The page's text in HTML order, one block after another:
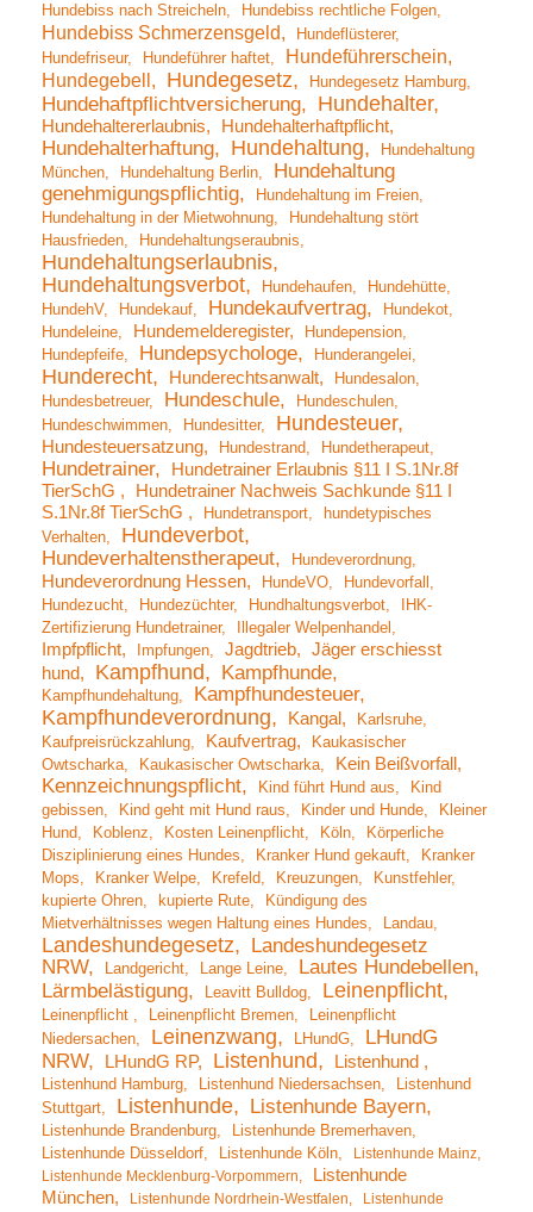
Hundebiss nach Streicheln Hundebiss rechtliche Folgen
Hundebiss Schmerzensgeld
Hundeflüsterer
Hundefriseur
Hundeführer haftet
Hundeführerschein
Hundegebell
Hundegesetz Hundegesetz Hamburg
Hundehaftpflichtversicherung Hundehalter
Hundehaltererlaubnis Hundehalterhaftpflicht
Hundehalterhaftung Hundehaltung
Hundehaltung
München
Hundehaltung Berlin
Hundehaltung
genehmigungspflichtig
Hundehaltung im Freien
Hundehaltung in der Mietwohnung
Hundehaltung stört
Hausfrieden
Hundehaltungseraubnis
Hundehaltungserlaubnis
Hundehaltungsverbot
Hundehaufen
Hundehütte
HundehV
Hundekauf Hundekaufvertrag
Hundekot
Hundeleine
Hundemelderegister
Hundepension
Hundepfeife
Hundepsychologe Hunderangelei
Hunderecht Hunderechtsanwalt
Hundesalon
Hundesbetreuer
Hundeschule
Hundeschulen
Hundeschwimmen
Hundesitter Hundesteuer
Hundesteuersatzung Hundestrand Hundetherapeut
Hundetrainer
Hundetrainer Erlaubnis §11 I S.1Nr.8f
TierSchG
Hundetrainer Nachweis Sachkunde §11 I
S.1Nr.8f TierSchG
Hundetransport
hundetypisches
Verhalten
Hundeverbot
Hundeverhaltenstherapeut Hundeverordnung
Hundeverordnung Hessen HundeVO
Hundevorfall
Hundezucht
Hundezüchter Hundhaltungsverbot
IHK-
Zertifizierung Hundetrainer
Illegaler Welpenhandel
Impfpflicht Impfungen Jagdtrieb
Jäger erschiesst
hund
Kampfhund Kampfhunde
Kampfhundehaltung Kampfhundesteuer
Kampfhundeverordnung Kangal
Karlsruhe
Kaufpreisrückzahlung
Kaufvertrag
Kaukasischer
Owtscharka
Kaukasischer Owtscharka Kein Beißvorfall
Kennzeichnungspflicht Kind führt Hund aus
Kind
gebissen
Kind geht mit Hund raus Kinder und Hunde
Kleiner
Hund
Koblenz Kosten Leinenpflicht Köln
Körperliche
Disziplinierung eines Hundes
Kranker Hund gekauft
Kranker
Mops
Kranker Welpe Krefeld Kreuzungen
Kunstfehler
kupierte Ohren
kupierte Rute
Kündigung des
Mietverhältnisses wegen Haltung eines Hundes
Landau
Landeshundegesetz
Landeshundegesetz
NRW
Landgericht Lange Leine
Lautes Hundebellen
Lärmbelästigung
Leavitt Bulldog Leinenpflicht
Leinenpflicht Leinenpflicht Bremen
Leinenpflicht
Niedersachen
Leinenzwang LHundG
LHundG
NRW
LHundG RP Listenhund Listenhund
Listenhund Hamburg Listenhund Niedersachsen
Listenhund
Stuttgart
Listenhunde Listenhunde Bayern
Listenhunde Brandenburg
Listenhunde Bremerhaven
Listenhunde Düsseldorf
Listenhunde Köln
Listenhunde Mainz
Listenhunde Mecklenburg-Vorpommern
Listenhunde
München
Listenhunde Nordrhein-Westfalen
Listenhunde